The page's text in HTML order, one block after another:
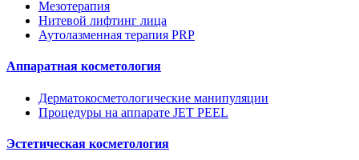
Мезотерапия
Нитевой лифтинг лица
Аутолазменная терапия PRP
Аппаратная косметология
Дерматокосметологические манипуляции
Процедуры на аппарате JET PEEL
Эстетическая косметология